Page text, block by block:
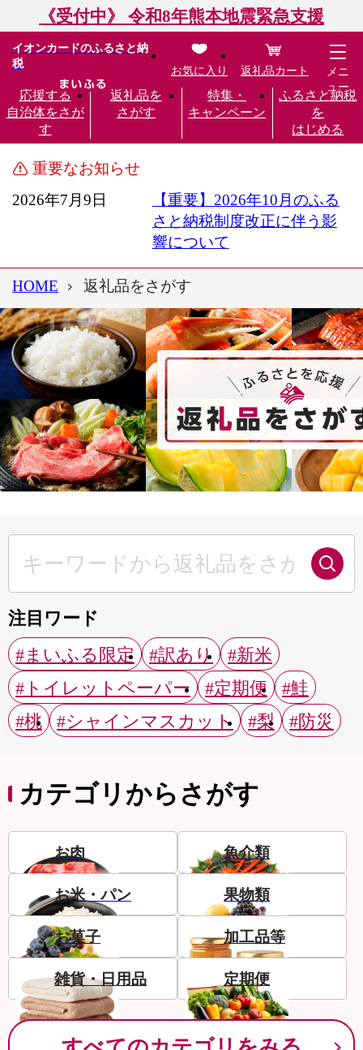
《受付中》 令和8年熊本地震緊急支援
イオンカードのふるさと納
税
応援する
自治体をさが
す
返礼品を
さがす
特集・
キャンペーン
ふるさと納税
を
はじめる
お気に入り 返礼品カート
メニ
ュー
重要なお知らせ
2026年7月9日
【重要】2026年10月のふる
さと納税制度改正に伴う影
響について
HOME 返礼品をさがす
注目ワード
#まいふる限定
#訳あり
#新米
#トイレットペーパー
#定期便
#鮭
#桃
#シャインマスカット #梨 #防災
カテゴリからさがす
お肉 魚介類
お米・パン 果物類
お菓子 加工品等
雑貨・日用品 定期便